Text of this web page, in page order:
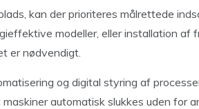
kan der prioriteres målrettede
modeller, eller installation af
er nødvendigt.
og digital styring af
automatisk slukkes uden for